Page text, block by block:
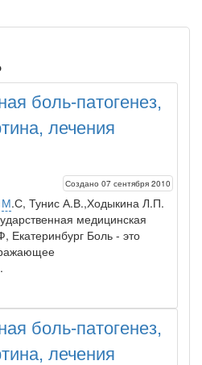
боль-патогенез,
лечения
Создано 07 сентября 2010
М.С, Тунис А.В.,Ходыкина Л.П.
медицинская
Екатеринбург Боль - это
боль-патогенез,
лечения